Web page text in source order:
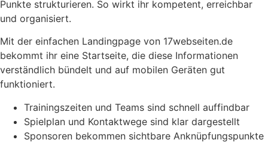
Punkte strukturieren. So wirkt ihr kompetent, erreichbar
und organisiert.
Mit der einfachen Landingpage von 17webseiten.de
bekommt ihr eine Startseite, die diese Informationen
verständlich bündelt und auf mobilen Geräten gut
funktioniert.
Trainingszeiten und Teams sind schnell auffindbar
Spielplan und Kontaktwege sind klar dargestellt
Sponsoren bekommen sichtbare Anknüpfungspunkte